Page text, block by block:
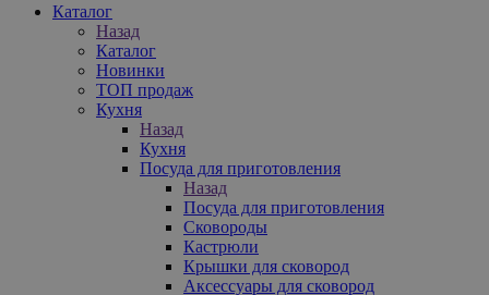
Каталог
Назад
Каталог
Новинки
ТОП продаж
Кухня
Назад
Кухня
Посуда для приготовления
Назад
Посуда для приготовления
Сковороды
Кастрюли
Крышки для сковород
Аксессуары для сковород